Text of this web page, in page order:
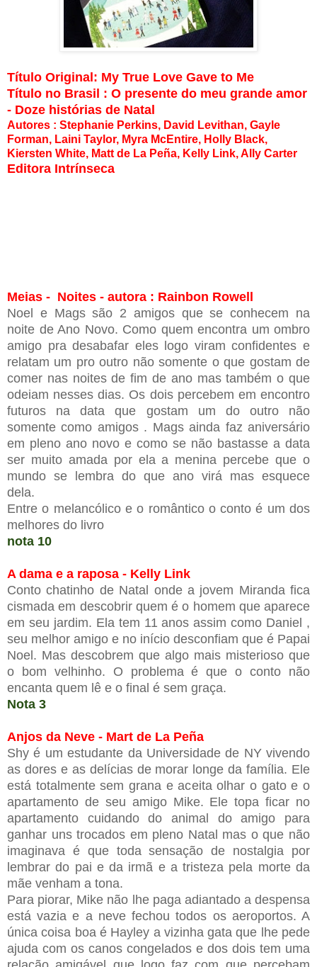
Título Original: My True Love Gave to Me
Título no Brasil : O presente do meu grande amor
- Doze histórias de Natal
Autores : Stephanie Perkins, David Levithan, Gayle
Forman, Laini Taylor, Myra McEntire, Holly Black,
Kiersten White, Matt de La Peña, Kelly Link, Ally Carter
Editora Intrínseca
Meias - Noites - autora : Rainbon Rowell
Noel e Mags são 2 amigos que se conhecem na
noite de Ano Novo. Como quem encontra um ombro
amigo pra desabafar eles logo viram confidentes e
relatam um pro outro não somente o que gostam de
comer nas noites de fim de ano mas também o que
odeiam nesses dias. Os dois percebem em encontro
futuros na data que gostam um do outro não
somente como amigos . Mags ainda faz aniversário
em pleno ano novo e como se não bastasse a data
ser muito amada por ela a menina percebe que o
mundo se lembra do que ano virá mas esquece
dela.
Entre o melancólico e o romântico o conto é um dos
melhores do livro
nota 10
A dama e a raposa - Kelly Link
Conto chatinho de Natal onde a jovem Miranda fica
cismada em descobrir quem é o homem que aparece
em seu jardim. Ela tem 11 anos assim como Daniel ,
seu melhor amigo e no início desconfiam que é Papai
Noel. Mas descobrem que algo mais misterioso que
o bom velhinho. O problema é que o conto não
encanta quem lê e o final é sem graça.
Nota 3
Anjos da Neve - Mart de La Peña
Shy é um estudante da Universidade de NY vivendo
as dores e as delícias de morar longe da família. Ele
está totalmente sem grana e aceita olhar o gato e o
apartamento de seu amigo Mike. Ele topa ficar no
apartamento cuidando do animal do amigo para
ganhar uns trocados em pleno Natal mas o que não
imaginava é que toda sensação de nostalgia por
lembrar do pai e da irmã e a tristeza pela morte da
mãe venham a tona.
Para piorar, Mike não lhe paga adiantado a despensa
está vazia e a neve fechou todos os aeroportos. A
única coisa boa é Hayley a vizinha gata que lhe pede
ajuda com os canos congelados e dos dois tem uma